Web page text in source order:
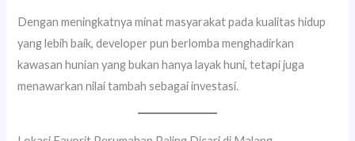
Dengan meningkatnya minat masyarakat pada kualitas hidup
yang lebih baik, developer pun berlomba menghadirkan
kawasan hunian yang bukan hanya layak huni, tetapi juga
menawarkan nilai tambah sebagai investasi.